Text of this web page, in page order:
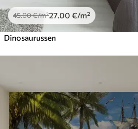
45.00€/m²27.00 €/m²
Dinosaurussen